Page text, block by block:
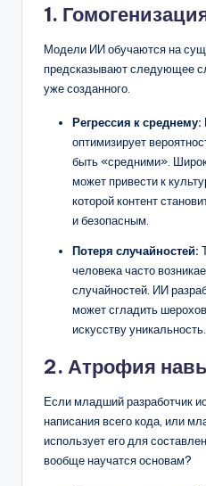
1.
Модели ИИ обучаются на
предсказывают следующее
уже созданного.
Регрессия к среднему:
оптимизирует
быть «средними».
может привести к
которой контент
и безопасным.
Потеря случайностей:
человека часто
случайностей. ИИ
может сгладить
искусству уникальность.
2. Атрофия
Если младший разработчик
написания всего кода, или
использует его для
вообще научатся основам?